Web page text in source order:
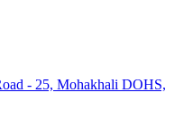
- 25, Mohakhali DOHS,